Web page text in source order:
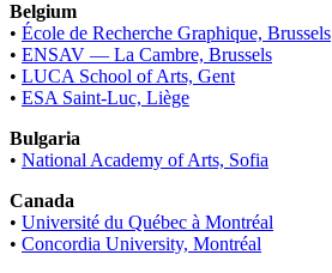
Belgium
• École de Recherche Graphique, Brussels
• ENSAV — La Cambre, Brussels
• LUCA School of Arts, Gent
• ESA Saint-Luc, Liège
Bulgaria
• National Academy of Arts, Sofia
Canada
• Université du Québec à Montréal
• Concordia University, Montréal